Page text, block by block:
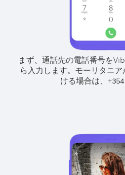
まず、通話先の電話番号を
ら入力します。 モーリタニ
ける場合は、
+354